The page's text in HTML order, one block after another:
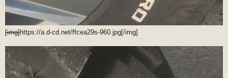
[img]https://a.d-cd.net/ffcea29s-960.jpg[/img]